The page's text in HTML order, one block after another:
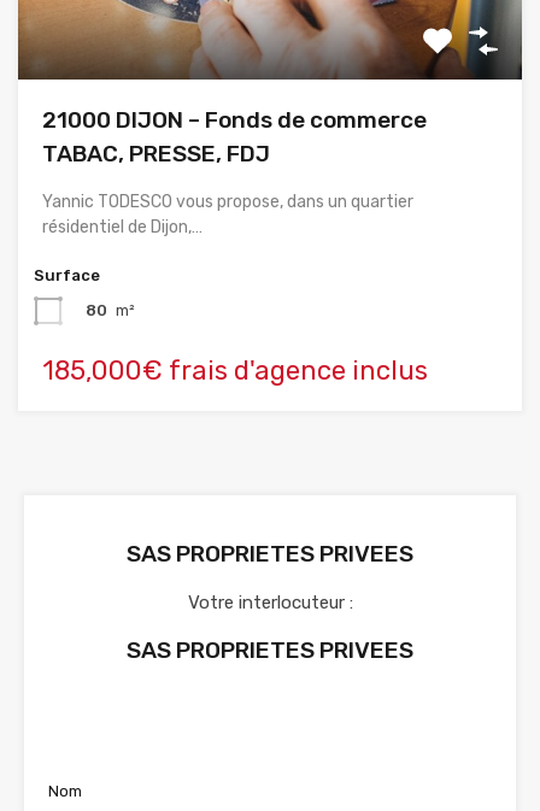
21000 DIJON – Fonds de commerce
TABAC, PRESSE, FDJ
Yannic TODESCO vous propose, dans un quartier
résidentiel de Dijon,…
Surface
80 m²
185,000€ frais d'agence inclus
SAS PROPRIETES PRIVEES
Votre interlocuteur :
SAS PROPRIETES PRIVEES
Nom